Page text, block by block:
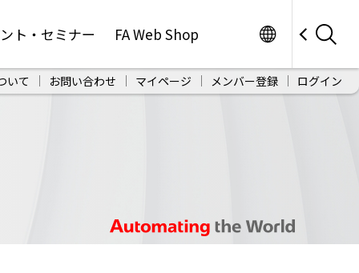
ト・セミナー FA Web Shop
いて お問い合わせ マイページ メンバー登録 ログイン